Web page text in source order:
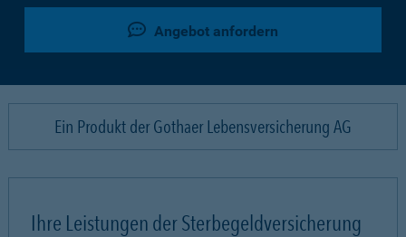
Angebot anfordern
Ein Produkt der Gothaer Lebensversicherung AG
Ihre Leistungen der Sterbegeldversicherung